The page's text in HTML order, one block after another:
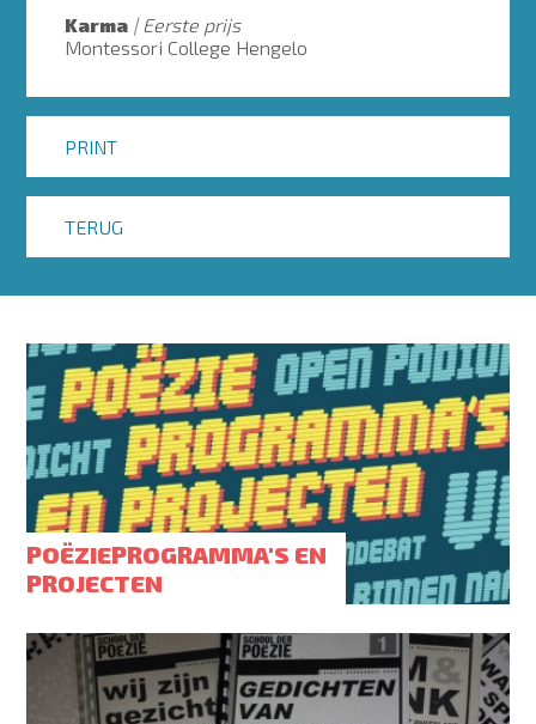
Karma
Eerste prijs
Montessori College Hengelo
PRINT
TERUG
POËZIEPROGRAMMA'S EN
PROJECTEN